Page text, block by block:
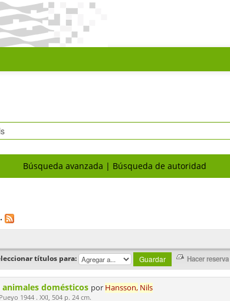
Búsqueda avanzada Búsqueda de autoridad
títulos para:
domésticos por Hansson, Nils
1944 . XXI, 504 p. 24 cm.